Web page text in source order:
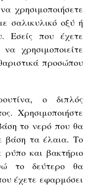
χρησιμοποιήσετε
σαλικυλικό οξύ ή
Εσείς που έχετε
χρησιμοποιείτε
προσώπου
ο διπλός
Χρησιμοποιήστε
το νερό που θα
βάση τα έλαια. Το
και βακτήριο
το δεύτερο θα
έχετε εφαρμόσει